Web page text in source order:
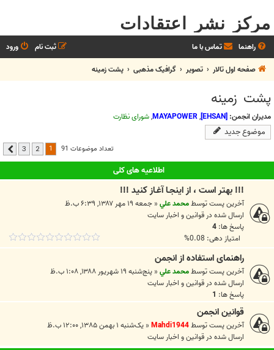
مرکز نشر اعتقادات
راهنما تماس با ما ورود
ثبت نام
صفحه اول تالار
تصویر گرافیک مذهبی پشت زمینه
پشت زمینه
مدیران انجمن: ,
MAYAPOWER
,شورای نظارت
موضوع جدید
تعداد موضوعات 91 2
3 بعدی
اطلاعیه های کلی
!!! بهتر است ، از اينجـا آغـاز کنيد !!!
آخرین پست توسطمحمد علي« جمعه ۱۹ مهر ۱۳۸۷, ۶:۳۹ ب.ظ
ارسال شده در قوانين و اخبار سايت
پاسخ ها: 4
امتیاز دهی: 0.08%
راهنمای استفاده از انجمن
آخرین پست توسطمحمد علي« پنج‌شنبه ۱۹ شهریور ۱۳۸۸, ۱:۰۸ ب.ظ
ارسال شده در قوانين و اخبار سايت
پاسخ ها: 1
قوانین انجمن
آخرین پست توسطMahdi1944
« یک‌شنبه ۱ بهمن ۱۳۸۵, ۱۲:۰۰ ب.ظ
ارسال شده در قوانين و اخبار سايت